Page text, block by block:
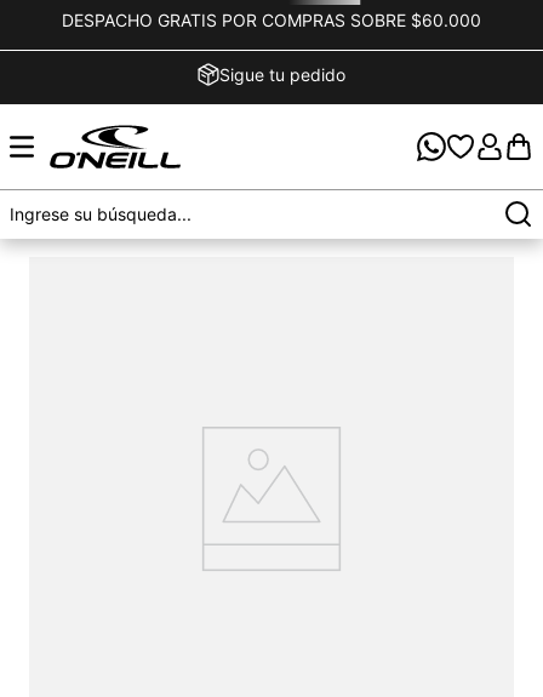
DESPACHO GRATIS POR COMPRAS SOBRE $60.000
Sigue tu pedido